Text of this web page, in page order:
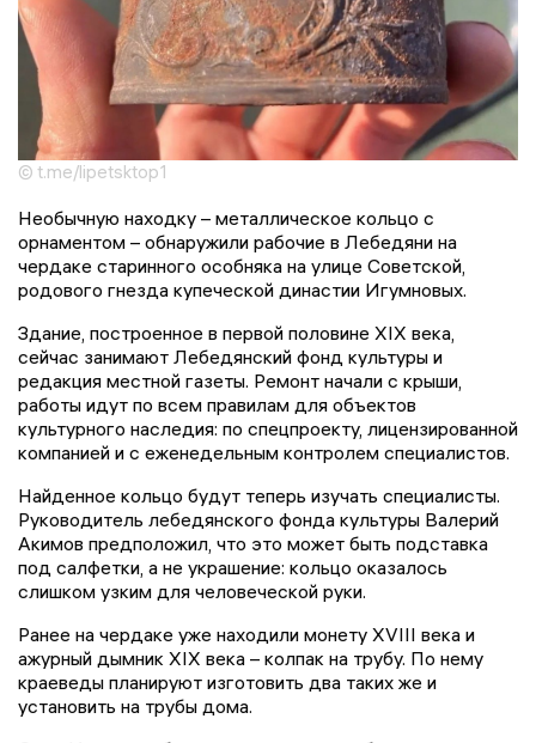
© t.me/lipetsktop1
Необычную находку – металлическое кольцо с
орнаментом – обнаружили рабочие в Лебедяни на
чердаке старинного особняка на улице Советской,
родового гнезда купеческой династии Игумновых.
Здание, построенное в первой половине XIX века,
сейчас занимают Лебедянский фонд культуры и
редакция местной газеты. Ремонт начали с крыши,
работы идут по всем правилам для объектов
культурного наследия: по спецпроекту, лицензированной
компанией и с еженедельным контролем специалистов.
Найденное кольцо будут теперь изучать специалисты.
Руководитель лебедянского фонда культуры Валерий
Акимов предположил, что это может быть подставка
под салфетки, а не украшение: кольцо оказалось
слишком узким для человеческой руки.
Ранее на чердаке уже находили монету XVIII века и
ажурный дымник XIX века – колпак на трубу. По нему
краеведы планируют изготовить два таких же и
установить на трубы дома.